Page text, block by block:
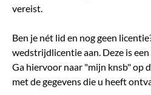
vereist.
Ben je nét lid en nog geen
wedstrijdlicentie aan. Deze is
Ga hiervoor naar "mijn knsb" op
met de gegevens die u heeft